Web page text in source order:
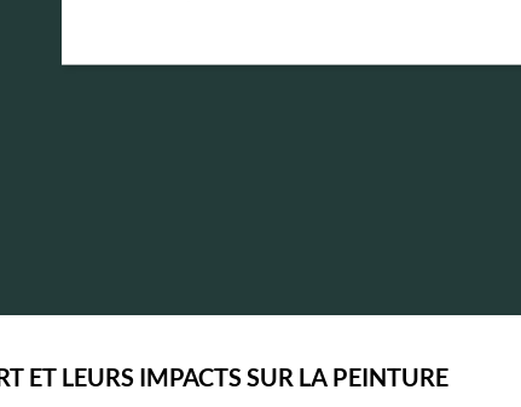
ET LEURS IMPACTS SUR LA PEINTURE